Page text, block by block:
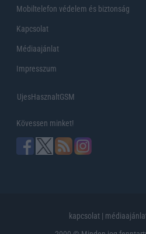
Mobiltelefon védelem és biztonság
Kapcsolat
Médiaajánlat
Impresszum
UjesHasznaltGSM
Kövessen minket!
kapcsolat |